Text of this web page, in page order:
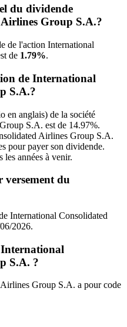
du dividende
Group S.A.?
de l'action International
de 1.79%.
de International
S.A.?
en anglais) de la société
S.A. est de 14.97%.
Airlines Group S.A.
pour payer son dividende.
les années à venir.
versement du
International Consolidated
2026.
International
S.A. ?
Group S.A. a pour code